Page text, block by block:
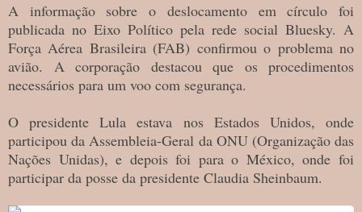
A informação sobre o deslocamento em círculo foi
publicada no Eixo Político pela rede social Bluesky. A
Força Aérea Brasileira (FAB) confirmou o problema no
avião. A corporação destacou que os procedimentos
necessários para um voo com segurança.
O presidente Lula estava nos Estados Unidos, onde
participou da Assembleia-Geral da ONU (Organização das
Nações Unidas), e depois foi para o México, onde foi
participar da posse da presidente Claudia Sheinbaum.